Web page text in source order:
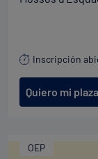
Inscripción
Quiero mi plaza
OEP